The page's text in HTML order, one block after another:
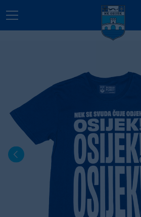
VODIČ ZA ODABIR VELIČINA